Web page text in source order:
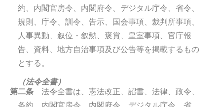
約、内閣官房令、内閣府令、デジタル庁令、省令、
規則、庁令、訓令、告示、国会事項、裁判所事項、
人事異動、叙位・叙勲、褒賞、皇室事項、官庁報
告、資料、地方自治事項及び公告等を掲載するもの
とする。
（法令全書）
第二条 法令全書は、憲法改正、詔書、法律、政令、